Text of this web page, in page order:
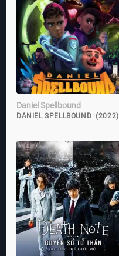
Daniel Spellbound
DANIEL SPELLBOUND (2022)